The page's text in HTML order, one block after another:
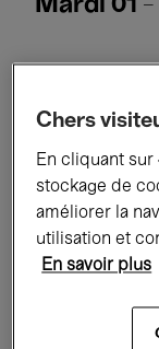
Mardi 01
Expositions
Musique
Chers
En cliquant sur
stockage de
améliorer la
utilisation et
En savoir plus